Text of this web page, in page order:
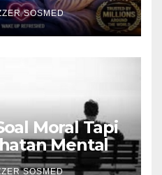
SOSMED
Moral Tapi
Mental
SOSMED